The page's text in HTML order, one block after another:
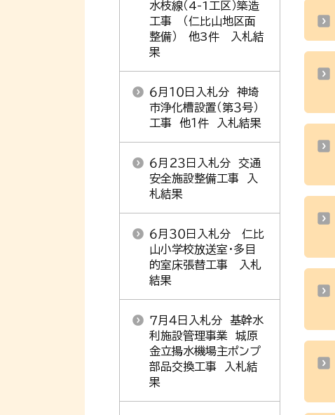
水枝線（4-1工区）築造
工事 （仁比山地区面
整備） 他3件 入札結
果
６月１０日入札分 神埼
市浄化槽設置（第３号）
工事 他１件 入札結果
６月２３日入札分 交通
安全施設整備工事 入
札結果
６月３０日入札分 仁比
山小学校放送室・多目
的室床張替工事 入札
結果
７月４日入札分 基幹水
利施設管理事業 城原
金立揚水機場主ポンプ
部品交換工事 入札結
果